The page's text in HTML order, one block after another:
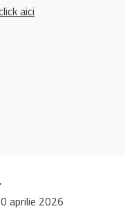
aici
aprilie 2026